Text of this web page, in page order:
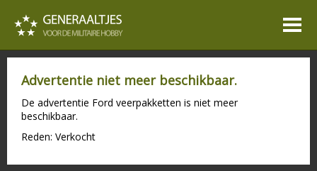
Advertentie niet meer beschikbaar.
De advertentie Ford veerpakketten is niet meer
beschikbaar.
Reden: Verkocht